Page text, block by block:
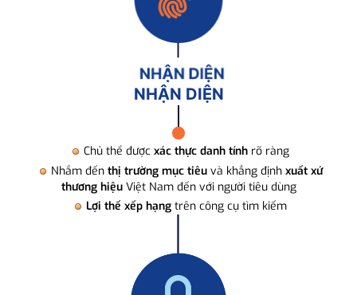
NHẬN DIỆN
Chủ thể được xác thực danh tính rõ ràng
Nhắm đến thị trường mục tiêuvà khẳng định xuất xứ
thương hiệuViệt Nam đến với người tiêu dùng
Lợi thế xếp hạng trên công cụ tìm kiếm